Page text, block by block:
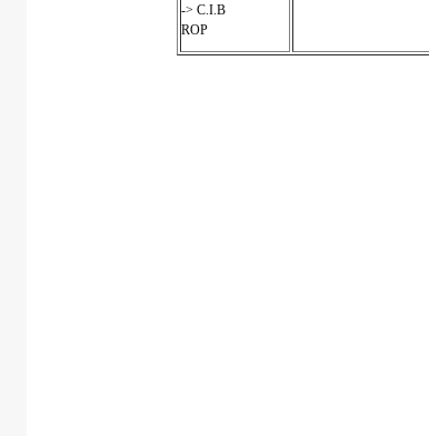
-> C.I.B
ROP